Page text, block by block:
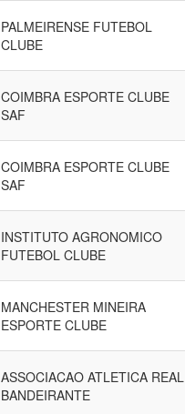
PALMEIRENSE FUTEBOL
CLUBE
COIMBRA ESPORTE CLUBE
SAF
COIMBRA ESPORTE CLUBE
SAF
INSTITUTO AGRONOMICO
FUTEBOL CLUBE
MANCHESTER MINEIRA
ESPORTE CLUBE
ASSOCIACAO ATLETICA REAL
BANDEIRANTE